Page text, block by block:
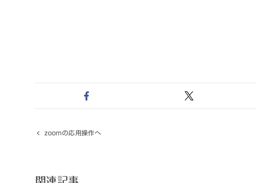
zoomの応用操作へ